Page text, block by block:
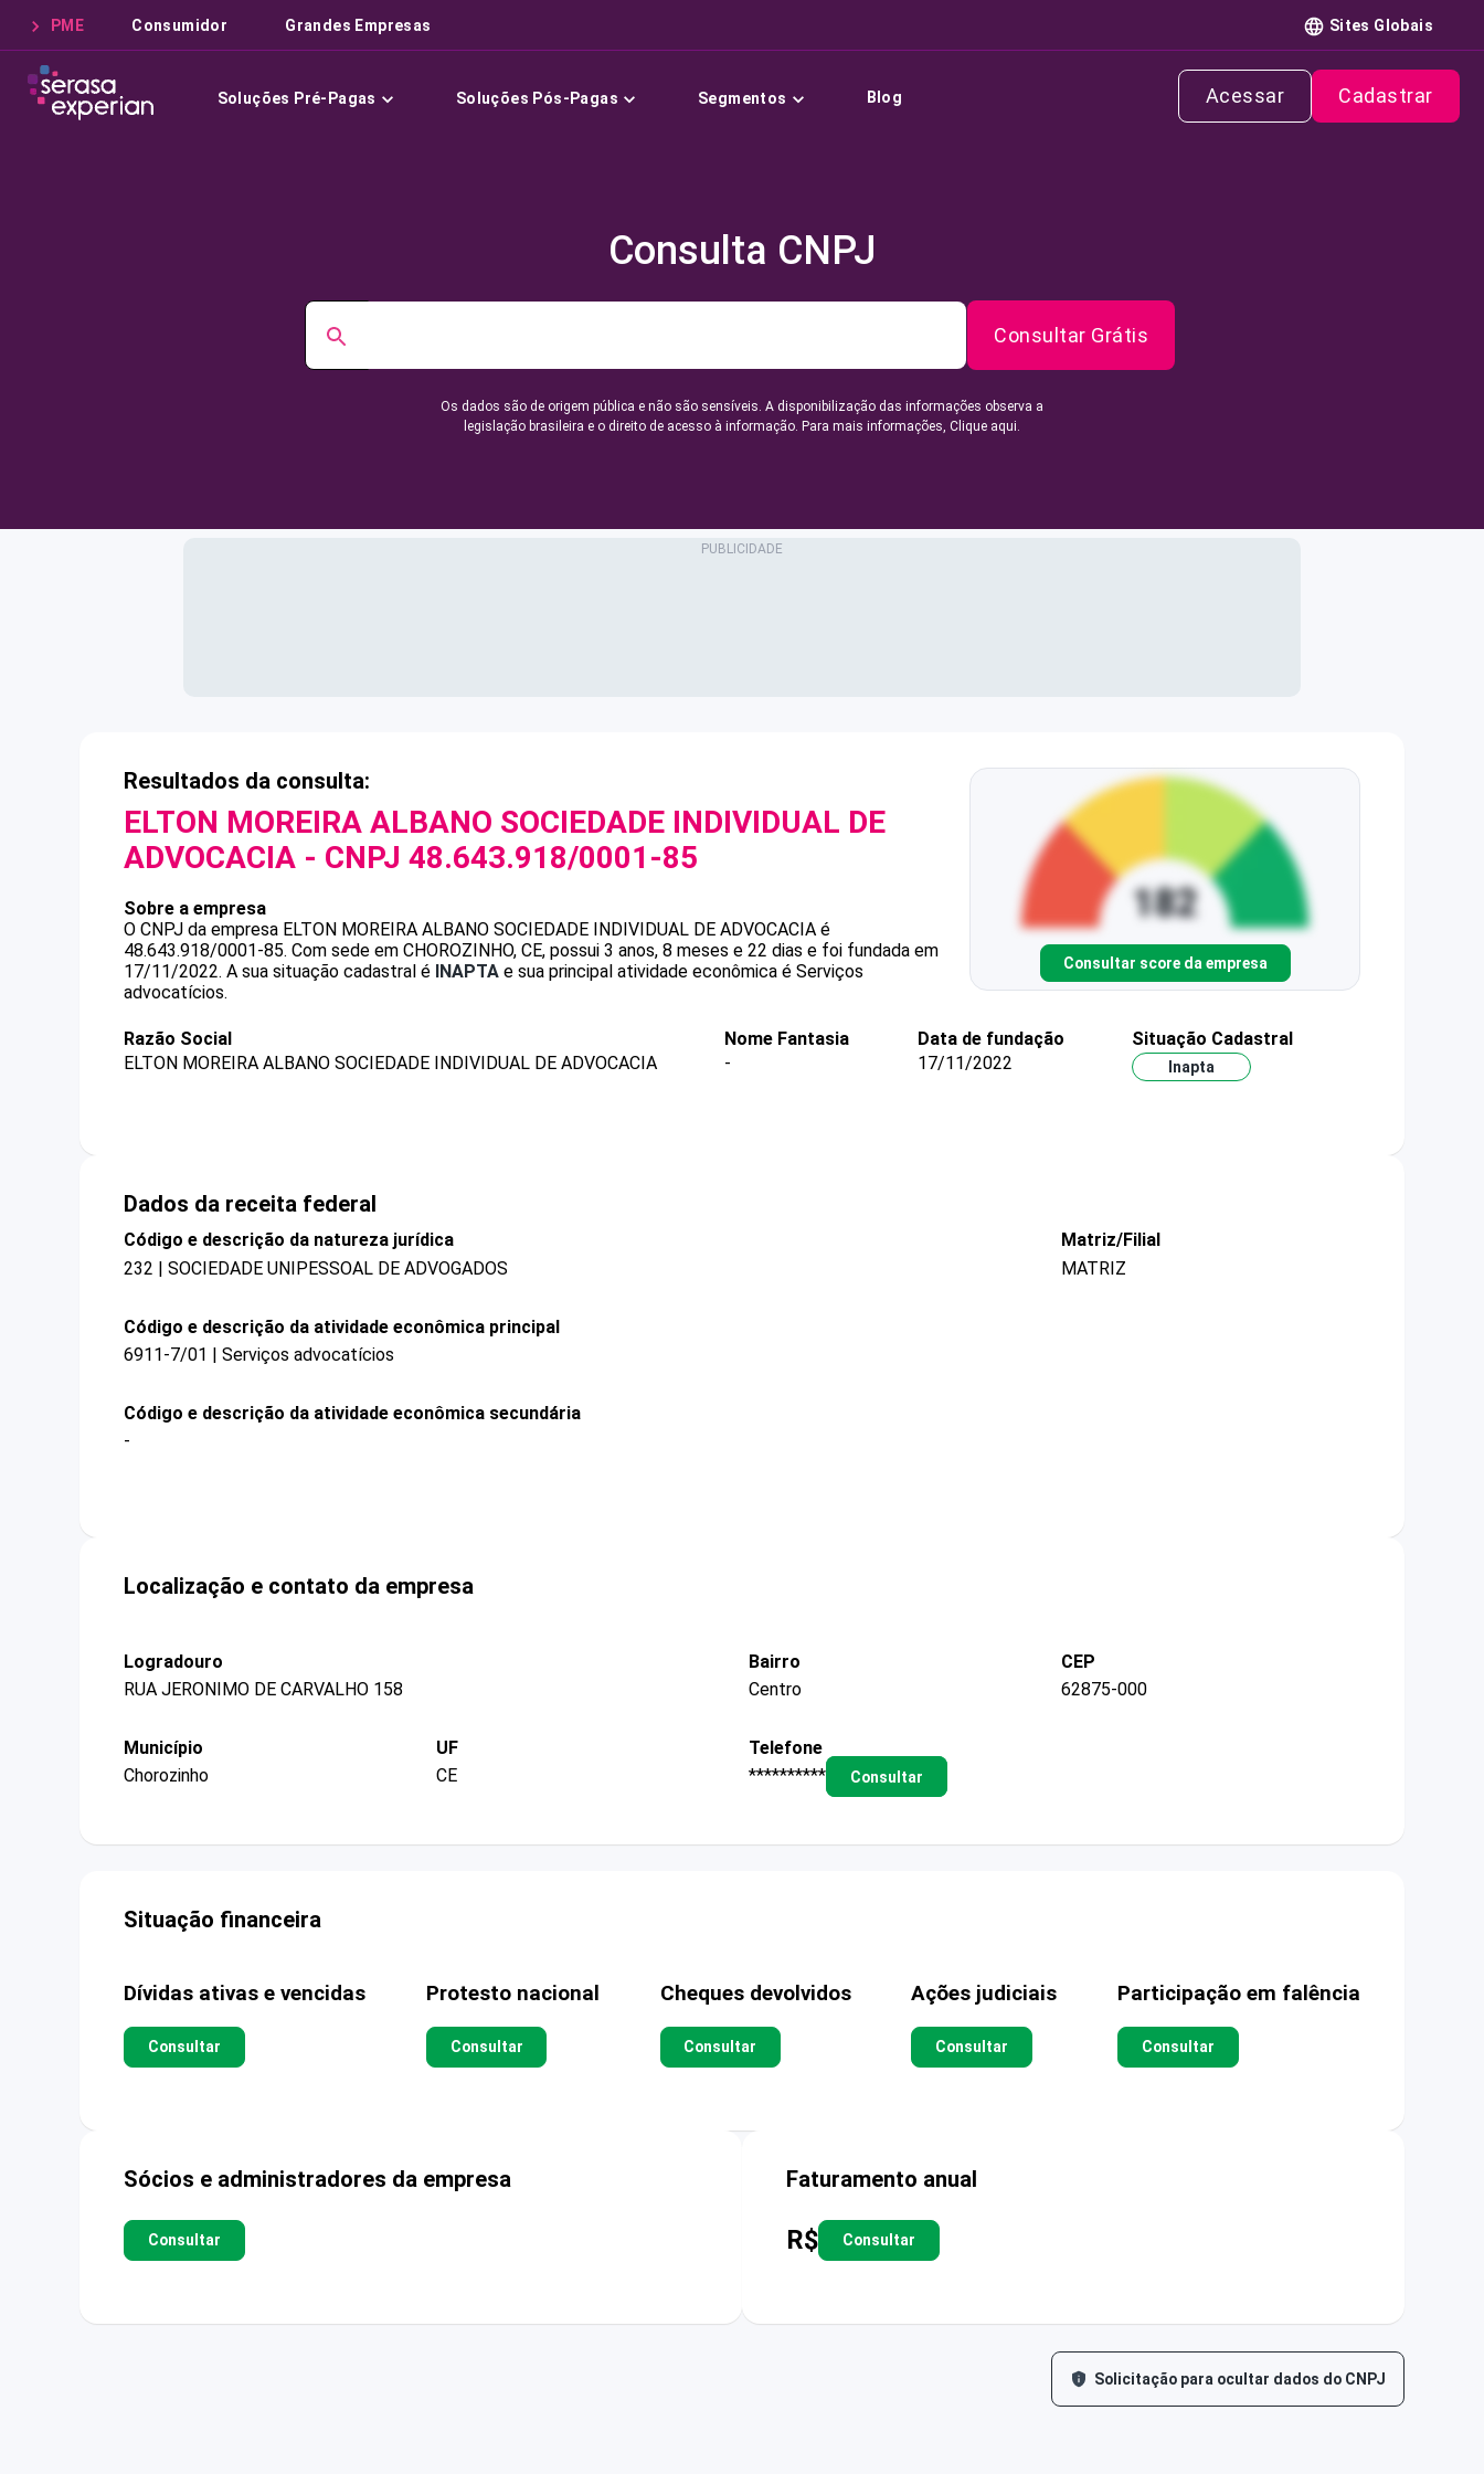
PME Consumidor Grandes Empresas Sites Globais
Soluções Pré-Pagas Soluções Pós-Pagas Segmentos Blog Acessar Cadastrar
Consulta CNPJ
Consultar Grátis
Os dados são de origem pública e não são sensíveis. A disponibilização das informações observa a
legislação brasileira e o direito de acesso à informação. Para mais informações, Clique aqui.
Resultados da consulta:
ELTON MOREIRA ALBANO SOCIEDADE INDIVIDUAL DE
ADVOCACIA - CNPJ 48.643.918/0001-85
Sobre a empresa
O CNPJ da empresa ELTON MOREIRA ALBANO SOCIEDADE INDIVIDUAL DE ADVOCACIA é
48.643.918/0001-85. Com sede em CHOROZINHO, CE, possui 3 anos, 8 meses e 22 dias e foi fundada em
17/11/2022. A sua situação cadastral é INAPTA e sua principal atividade econômica é Serviços
advocatícios.
Consultar score da empresa
Razão Social
ELTON MOREIRA ALBANO SOCIEDADE INDIVIDUAL DE ADVOCACIA
Nome Fantasia
-
Data de fundação
17/11/2022
Situação Cadastral
Inapta
Dados da receita federal
Código e descrição da natureza jurídica
232 | SOCIEDADE UNIPESSOAL DE ADVOGADOS
Matriz/Filial
MATRIZ
Código e descrição da atividade econômica principal
6911-7/01 | Serviços advocatícios
Código e descrição da atividade econômica secundária
-
Localização e contato da empresa
Logradouro
RUA JERONIMO DE CARVALHO 158
Bairro
Centro
CEP
62875-000
Município
Chorozinho
UF
CE
Telefone
**********
Consultar
Situação financeira
Dívidas ativas e vencidas
Consultar
Protesto nacional
Consultar
Cheques devolvidos
Consultar
Ações judiciais
Consultar
Participação em falência
Consultar
Sócios e administradores da empresa
Consultar
Faturamento anual
R$ Consultar
Solicitação para ocultar dados do CNPJ